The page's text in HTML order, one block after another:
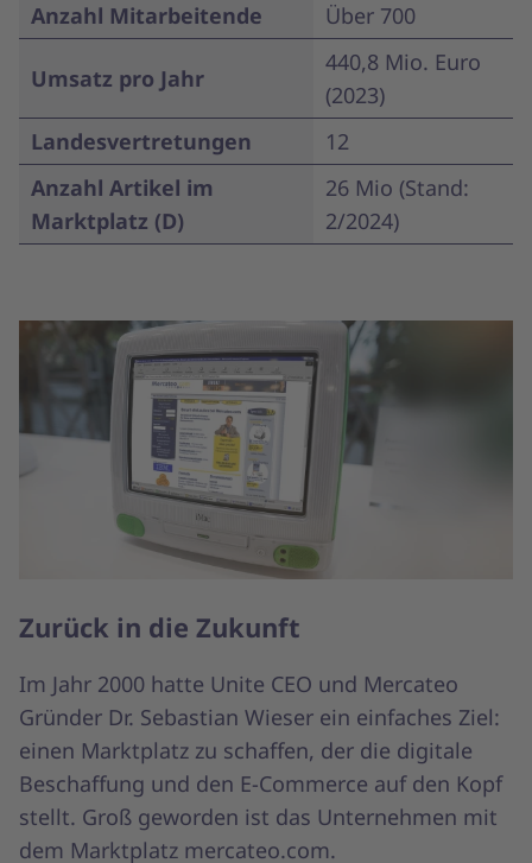
Anzahl Mitarbeitende
Über 700
Umsatz pro Jahr
440,8 Mio. Euro
(2023)
Landesvertretungen
12
Anzahl Artikel im
Marktplatz (D)
26 Mio (Stand:
2/2024)
Zurück in die Zukunft
Im Jahr 2000 hatte Unite CEO und Mercateo
Gründer Dr. Sebastian Wieser ein einfaches Ziel:
einen Marktplatz zu schaffen, der die digitale
Beschaffung und den E-Commerce auf den Kopf
stellt. Groß geworden ist das Unternehmen mit
dem Marktplatz mercateo.com.